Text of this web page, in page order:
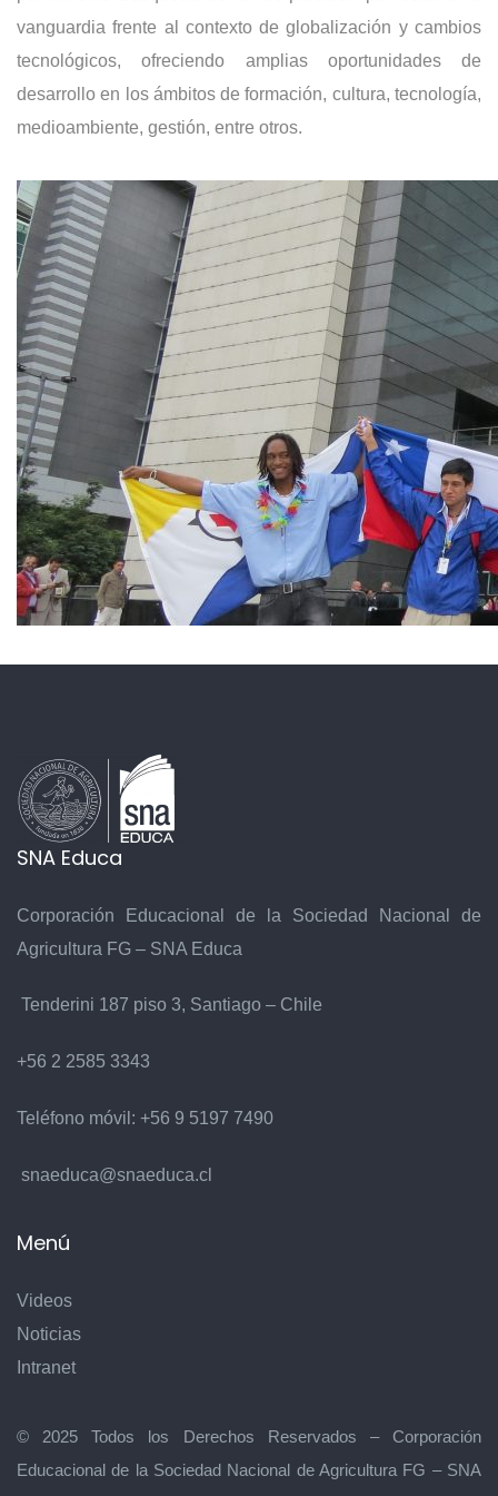
vanguardia frente al contexto de globalización y cambios
tecnológicos, ofreciendo amplias oportunidades de
desarrollo en los ámbitos de formación, cultura, tecnología,
medioambiente, gestión, entre otros.
SNA Educa
Corporación Educacional de la Sociedad Nacional de
Agricultura FG – SNA Educa
Tenderini 187 piso 3, Santiago – Chile
+56 2 2585 3343
Teléfono móvil: +56 9 5197 7490
snaeduca@snaeduca.cl
Menú
Videos
Noticias
Intranet
© 2025 Todos los Derechos Reservados – Corporación
Educacional de la Sociedad Nacional de Agricultura FG – SNA